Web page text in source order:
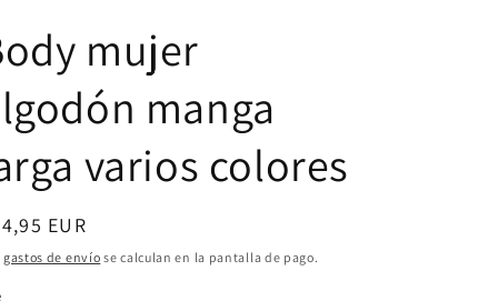
mujer
manga
varios colores
EUR
gastos de envío se calculan en la pantalla de pago.